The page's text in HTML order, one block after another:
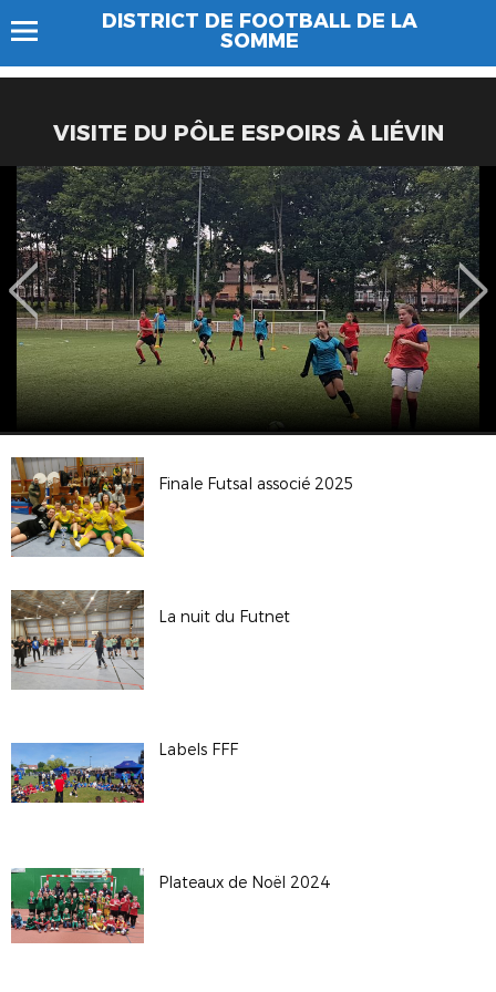
DISTRICT DE FOOTBALL DE LA
SOMME
VISITE DU PÔLE ESPOIRS À LIÉVIN
Finale Futsal associé 2025
La nuit du Futnet
Labels FFF
Plateaux de Noël 2024